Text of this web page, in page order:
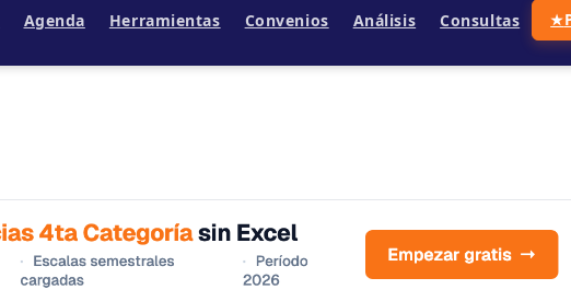
Agenda Herramientas Convenios Análisis Consultas ★